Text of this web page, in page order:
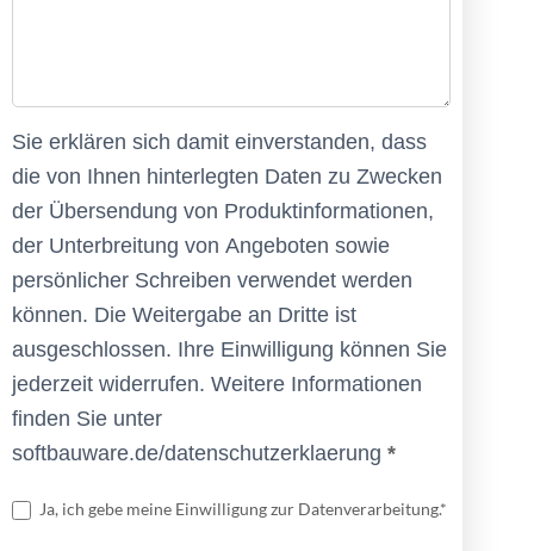
Sie erklären sich damit einverstanden, dass
die von Ihnen hinterlegten Daten zu Zwecken
der Übersendung von Produktinformationen,
der Unterbreitung von Angeboten sowie
persönlicher Schreiben verwendet werden
können. Die Weitergabe an Dritte ist
ausgeschlossen. Ihre Einwilligung können Sie
jederzeit widerrufen. Weitere Informationen
finden Sie unter
softbauware.de/datenschutzerklaerung *
Ja, ich gebe meine Einwilligung zur Datenverarbeitung.*